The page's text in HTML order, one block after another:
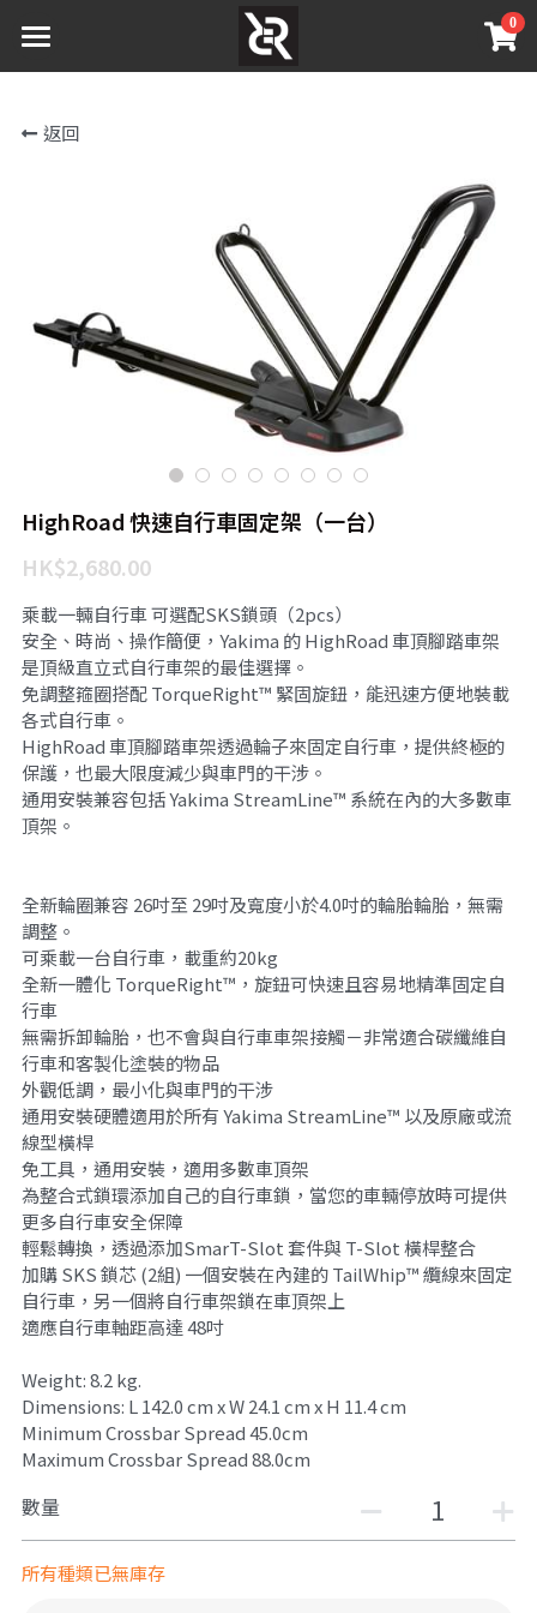
0
主頁 Home
商店 Shop
搜索
返回
HighRoad 快速自行車固定架（一台）
HK$2,680.00
乘載一輛自行車 可選配SKS鎖頭（2pcs）
安全、時尚、操作簡便，Yakima 的 HighRoad 車頂腳踏車架
是頂級直立式自行車架的最佳選擇。
免調整箍圈搭配 TorqueRight™ 緊固旋鈕，能迅速方便地裝載
各式自行車。
HighRoad 車頂腳踏車架透過輪子來固定自行車，提供終極的
保護，也最大限度減少與車門的干涉。
通用安裝兼容包括 Yakima StreamLine™ 系統在內的大多數車
頂架。
全新輪圈兼容 26吋至 29吋及寬度小於4.0吋的輪胎輪胎，無需
調整。
可乘載一台自行車，載重約20kg
全新一體化 TorqueRight™，旋鈕可快速且容易地精準固定自
行車
無需拆卸輪胎，也不會與自行車車架接觸－非常適合碳纖維自
行車和客製化塗裝的物品
外觀低調，最小化與車門的干涉
通用安裝硬體適用於所有 Yakima StreamLine™ 以及原廠或流
線型橫桿
免工具，通用安裝，適用多數車頂架
為整合式鎖環添加自己的自行車鎖，當您的車輛停放時可提供
更多自行車安全保障
輕鬆轉換，透過添加SmarT-Slot 套件與 T-Slot 橫桿整合
加購 SKS 鎖芯 (2組) 一個安裝在內建的 TailWhip™ 纜線來固定
自行車，另一個將自行車架鎖在車頂架上
適應自行車軸距高達 48吋
Weight: 8.2 kg.
Dimensions: L 142.0 cm x W 24.1 cm x H 11.4 cm
Minimum Crossbar Spread 45.0cm
Maximum Crossbar Spread 88.0cm
數量
所有種類已無庫存
×
商品分類
所有商品分類